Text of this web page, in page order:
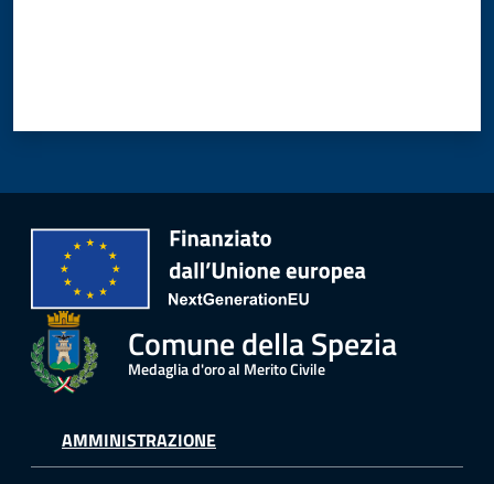
Comune della Spezia
Medaglia d'oro al Merito Civile
AMMINISTRAZIONE